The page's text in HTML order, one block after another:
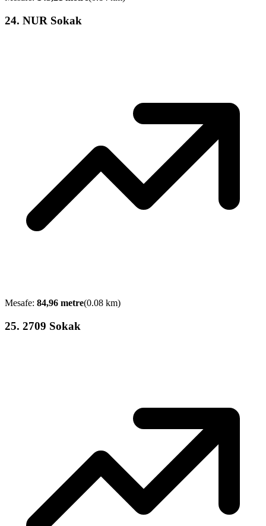
24. NUR Sokak
Mesafe: 84,96 metre(0.08 km)
25. 2709 Sokak